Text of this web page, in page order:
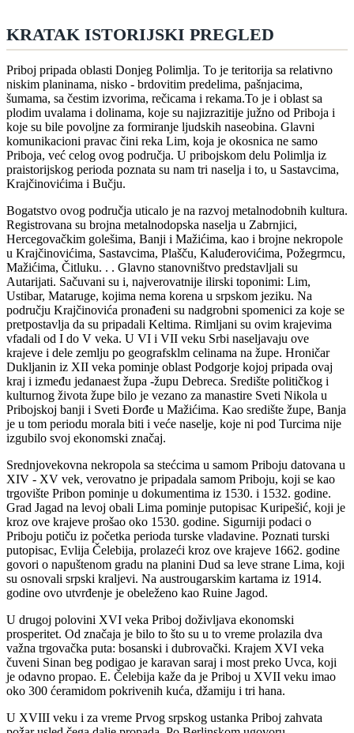
KRATAK ISTORIJSKI PREGLED
Priboj pripada oblasti Donjeg Polimlja. To je teritorija sa relativno
niskim planinama, nisko - brdovitim predelima, pašnjacima,
šumama, sa čestim izvorima, rečicama i rekama.To je i oblast sa
plodim uvalama i dolinama, koje su najizrazitije južno od Priboja i
koje su bile povoljne za formiranje ljudskih naseobina. Glavni
komunikacioni pravac čini reka Lim, koja je okosnica ne samo
Priboja, već celog ovog područja. U pribojskom delu Polimlja iz
praistorijskog perioda poznata su nam tri naselja i to, u Sastavcima,
Krajčinovićima i Bučju.
Bogatstvo ovog područja uticalo je na razvoj metalnodobnih kultura.
Registrovana su brojna metalnodopska naselja u Zabrnjici,
Hercegovačkim golešima, Banji i Mažićima, kao i brojne nekropole
u Krajčinovićima, Sastavcima, Plašču, Kaluđerovićima, Požegrmcu,
Mažićima, Čitluku. . . Glavno stanovništvo predstavljali su
Autarijati. Sačuvani su i, najverovatnije ilirski toponimi: Lim,
Ustibar, Mataruge, kojima nema korena u srpskom jeziku. Na
području Krajčinovića pronađeni su nadgrobni spomenici za koje se
pretpostavlja da su pripadali Keltima. Rimljani su ovim krajevima
vfadali od I do V veka. U VI i VII veku Srbi naseljavaju ove
krajeve i dele zemlju po geografsklm celinama na župe. Hroničar
Dukljanin iz XII veka pominje oblast Podgorje kojoj pripada ovaj
kraj i između jedanaest župa -župu Debreca. Središte političkog i
kulturnog života župe bilo je vezano za manastire Sveti Nikola u
Pribojskoj banji i Sveti Đorđe u Mažićima. Kao središte župe, Banja
je u tom periodu morala biti i veće naselje, koje ni pod Turcima nije
izgubilo svoj ekonomski značaj.
Srednjovekovna nekropola sa stećcima u samom Priboju datovana u
XIV - XV vek, verovatno je pripadala samom Priboju, koji se kao
trgovište Pribon pominje u dokumentima iz 1530. i 1532. godine.
Grad Jagad na levoj obali Lima pominje putopisac Kuripešić, koji je
kroz ove krajeve prošao oko 1530. godine. Sigurniji podaci o
Priboju potiču iz početka perioda turske vladavine. Poznati turski
putopisac, Evlija Čelebija, prolazeći kroz ove krajeve 1662. godine
govori o napuštenom gradu na planini Dud sa leve strane Lima, koji
su osnovali srpski kraljevi. Na austrougarskim kartama iz 1914.
godine ovo utvrđenje je obeleženo kao Ruine Jagod.
U drugoj polovini XVI veka Priboj doživljava ekonomski
prosperitet. Od značaja je bilo to što su u to vreme prolazila dva
važna trgovačka puta: bosanski i dubrovački. Krajem XVI veka
čuveni Sinan beg podigao je karavan saraj i most preko Uvca, koji
je odavno propao. E. Čelebija kaže da je Priboj u XVII veku imao
oko 300 ćeramidom pokrivenih kuća, džamiju i tri hana.
U XVIII veku i za vreme Prvog srpskog ustanka Priboj zahvata